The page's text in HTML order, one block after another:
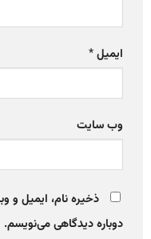
ایمیل*
وب‌ سایت
ذخیره نام، ایمیل و
دوباره دیدگاهی می‌نویسم.